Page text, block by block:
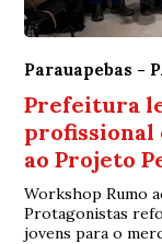
Parauapebas -
Prefeitura
profissional
ao Projeto
Workshop Rumo
Protagonistas
jovens para o